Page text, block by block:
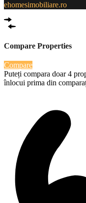
ehomesimobiliare.ro
Compare Properties
Compare
Puteți compara doar 4
înlocui prima din